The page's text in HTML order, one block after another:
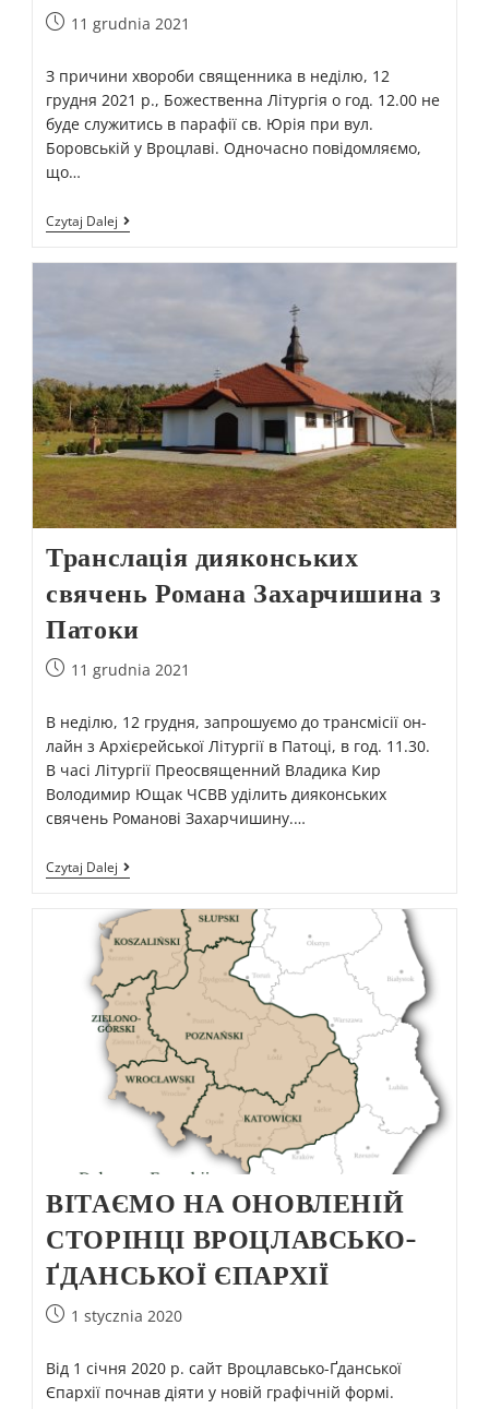
11 grudnia 2021
З причини хвороби священника в неділю, 12
грудня 2021 р., Божественна Літургія о год. 12.00 не
буде служитись в парафії св. Юрія при вул.
Боровській у Вроцлаві. Одночасно повідомляємо,
що…
Czytaj Dalej
Транслація дияконських
свячень Романа Захарчишина з
Патоки
11 grudnia 2021
В неділю, 12 грудня, запрошуємо до трансмісії он-
лайн з Архієрейської Літургії в Патоці, в год. 11.30.
В часі Літургії Преосвященний Владика Кир
Володимир Ющак ЧСВВ уділить дияконських
свячень Романові Захарчишину.…
Czytaj Dalej
ВІТАЄМО НА ОНОВЛЕНІЙ
СТОРІНЦІ ВРОЦЛАВСЬКО-
ҐДАНСЬКОЇ ЄПАРХІЇ
1 stycznia 2020
Від 1 січня 2020 р. сайт Вроцлавсько-Ґданської
Єпархії почнав діяти у новій графічній формі.